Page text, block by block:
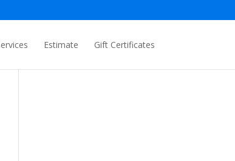
Estimate Gift Certificates